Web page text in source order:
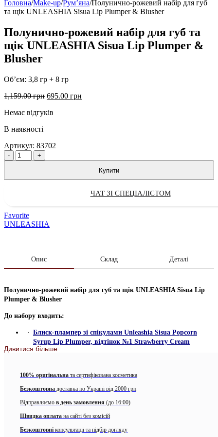
Головна/Make-up/Румʼяна/Полунично-рожевий набір для губ
та щік UNLEASHIA Sisua Lip Plumper & Blusher
Полунично-рожевий набір для губ та
щік UNLEASHIA Sisua Lip Plumper &
Blusher
Об’єм: 3,8 гр + 8 гр
1,159.00грн Оригінальна
1,159.00 грн.
695.00 грн
Немає відгуків
В наявності
Артикул: 83702
Quantity
Купити
ЧАТ ЗІ СПЕЦІАЛІСТОМ
Favorite
UNLEASHIA
Опис Склад Деталі
Полунично-рожевий набір для губ та щік UNLEASHIA Sisua Lip
Plumper & Blusher
До набору входить:
Блиск-плампер зі спікулами Unleashia Sisua Popcorn
Syrup Lip Plumper, відтінок №1 Strawberry Cream
ідеально поєднує декоративний засіб і доглядає за губами. Продукт
створює гладке покриття і скляний блиск, зволожує і запобігає
Моментально діє і має довготривалий ефект збільшення губ, робить їх
шкіру.
Дивитися більше
100% оригінальна та сертифікована косметика
Безкоштовна доставка по Україні від 2000 грн
Відправляємо в день замовлення (до 16:00)
Швидка оплата на сайті без комісій
Безкоштовні консультації та підбір догляду